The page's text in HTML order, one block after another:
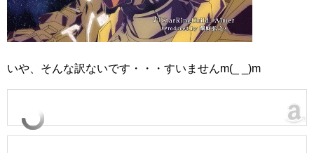
いや、そんな訳ないです・・・すいませんm(_ _)m